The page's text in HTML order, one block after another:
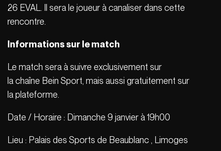
26 EVAL. Il sera le joueur à canaliser dans cette
rencontre.
Informations sur le match
Le match sera à suivre exclusivement sur
la chaîne Bein Sport, mais aussi gratuitement sur
la plateforme.
Date / Horaire : Dimanche 9 janvier à 19h00
Lieu : Palais des Sports de Beaublanc , Limoges